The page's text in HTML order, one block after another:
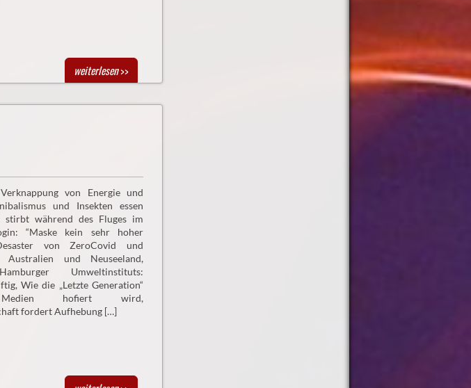
weiterlesen>>
von Energie und
und Insekten essen
während des Fluges im
“Maske kein sehr hoher
von ZeroCovid und
Australien und Neuseeland,
Umweltinstituts:
Wie die „Letzte Generation“
hofiert wird,
fordert Aufhebung […]